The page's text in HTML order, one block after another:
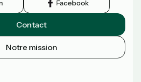
Facebook
Contact
Notre mission